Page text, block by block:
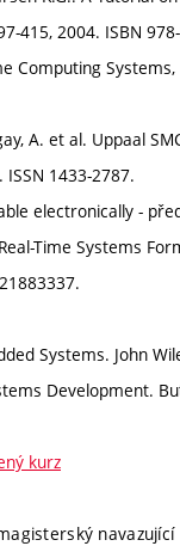
415, 2004. ISBN
Computing
A. et al. Uppaal
ISSN 1433-2787.
electronically -
Time Systems
Systems. John
Development.
kurz
navazující